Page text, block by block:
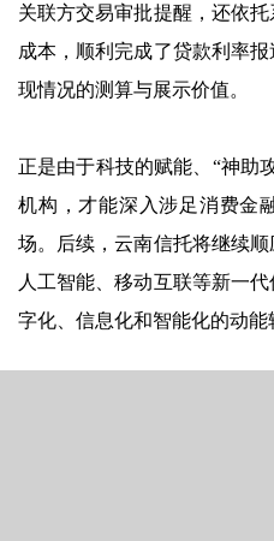
关联方交易审批提醒，还依
成本，顺利完成了贷款利率
现情况的测算与展示价值。
正是由于科技的赋能、“神助
机构，才能深入涉足消费金
场。后续，云南信托将继续顺
人工智能、移动互联等新一
字化、信息化和智能化的动能